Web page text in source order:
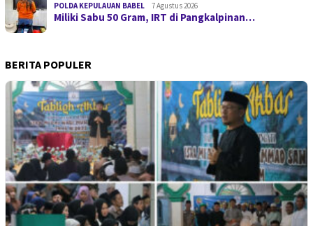
POLDA KEPULAUAN BABEL 7 Agustus 2026
Miliki Sabu 50 Gram, IRT di Pangkalpinan…
BERITA POPULER